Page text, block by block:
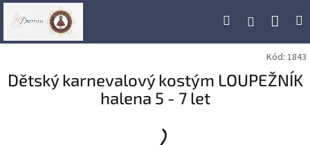
Přejít
Hledat Přihlášení
Kód: 1843
Dětský karnevalový kostým LOUPEŽNÍK
halena 5 - 7 let